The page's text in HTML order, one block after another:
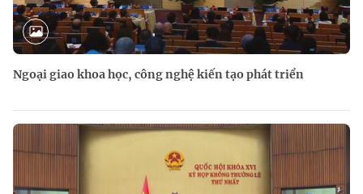
Ngoại giao khoa học, công nghệ kiến tạo phát triển